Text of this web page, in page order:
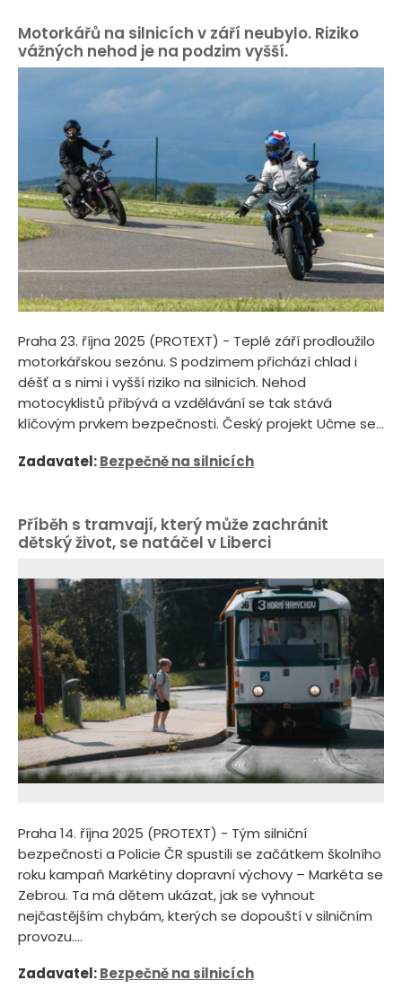
Motorkářů na silnicích v září neubylo. Riziko
vážných nehod je na podzim vyšší.
Praha 23. října 2025 (PROTEXT) - Teplé září prodloužilo
motorkářskou sezónu. S podzimem přichází chlad i
déšť a s nimi i vyšší riziko na silnicích. Nehod
motocyklistů přibývá a vzdělávání se tak stává
klíčovým prvkem bezpečnosti. Český projekt Učme se...
Zadavatel:Bezpečně na silnicích
Příběh s tramvají, který může zachránit
dětský život, se natáčel v Liberci
Praha 14. října 2025 (PROTEXT) - Tým silniční
bezpečnosti a Policie ČR spustili se začátkem školního
roku kampaň Markétiny dopravní výchovy – Markéta se
Zebrou. Ta má dětem ukázat, jak se vyhnout
nejčastějším chybám, kterých se dopouští v silničním
provozu....
Zadavatel:Bezpečně na silnicích